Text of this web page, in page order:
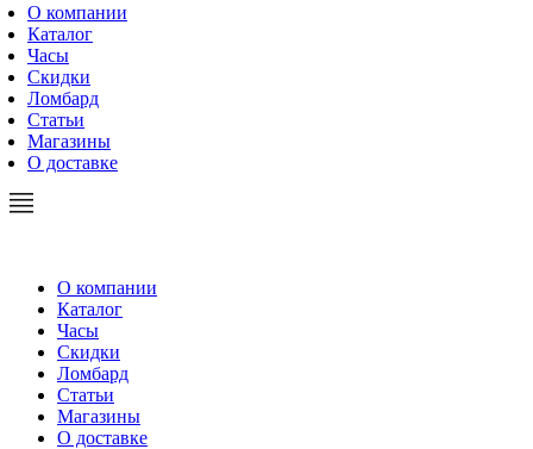
О компании
Каталог
Часы
Скидки
Ломбард
Статьи
Магазины
О доставке
О компании
Каталог
Часы
Скидки
Ломбард
Статьи
Магазины
О доставке